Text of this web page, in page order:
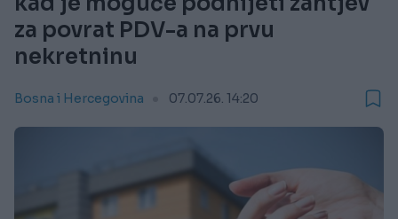
za povrat PDV-a na prvu
nekretninu
Bosna i Hercegovina 07.07.26. 14:20